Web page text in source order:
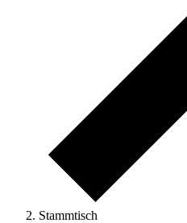
Stammtisch